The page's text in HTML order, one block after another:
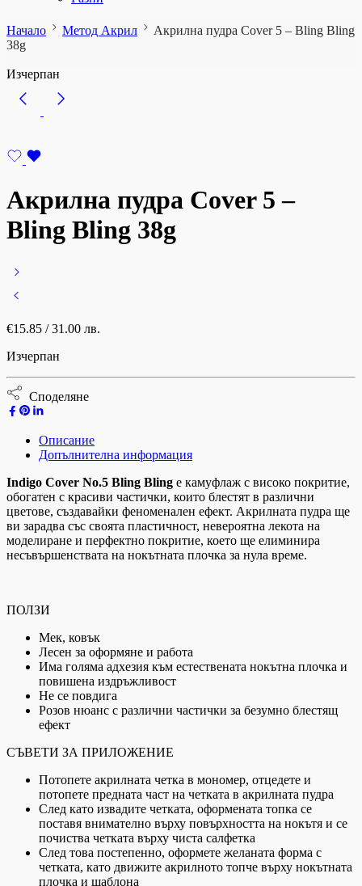
Начало Метод Акрил
Акрилна пудра Cover 5 – Bling Bling
38g
Изчерпан
Акрилна пудра Cover 5 –
Bling Bling 38g
€15.85 / 31.00 лв.
Изчерпан
Споделяне
Описание
Допълнителна информация
Indigo Cover No.5 Bling Bling е камуфлаж с високо покритие,
обогатен с красиви частички, които блестят в различни
цветове, създавайки феноменален ефект. Акрилната пудра ще
ви зарадва със своята пластичност, невероятна лекота на
моделиране и перфектно покритие, което ще елиминира
несъвършенствата на нокътната плочка за нула време.
ПОЛЗИ
Мек, ковък
Лесен за оформяне и работа
Има голяма адхезия към естествената нокътна плочка и
повишена издръжливост
Не се повдига
Розов нюанс с различни частички за безумно блестящ
ефект
СЪВЕТИ ЗА ПРИЛОЖЕНИЕ
Потопете акрилната четка в мономер, отцедете и
потопете предната част на четката в акрилната пудра
След като извадите четката, оформената топка се
поставя внимателно върху повърхността на нокътя и се
почиства четката върху чиста салфетка
След това постепенно, оформете желаната форма с
четката, като движите акрилното топче върху нокътната
плочка и шаблона